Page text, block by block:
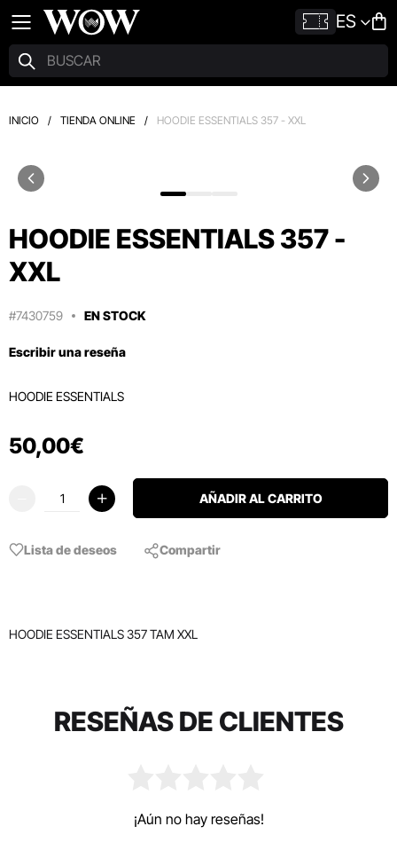
ES
INICIO / TIENDA ONLINE / HOODIE ESSENTIALS 357 - XXL
HOODIE ESSENTIALS 357 -
XXL
#7430759 EN STOCK
Escribir una reseña
HOODIE ESSENTIALS
50,00€
AÑADIR AL CARRITO
Lista de deseos Compartir
HOODIE ESSENTIALS 357 TAM XXL
RESEÑAS DE CLIENTES
¡Aún no hay reseñas!